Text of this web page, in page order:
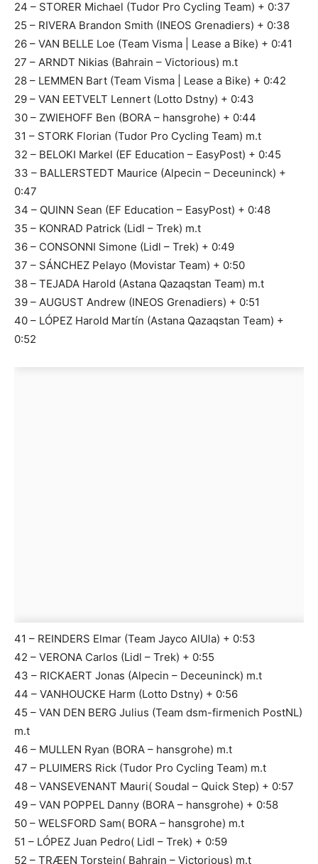
24 – STORER Michael (Tudor Pro Cycling Team) + 0:37
25 – RIVERA Brandon Smith (INEOS Grenadiers) + 0:38
26 – VAN BELLE Loe (Team Visma | Lease a Bike) + 0:41
27 – ARNDT Nikias (Bahrain – Victorious) m.t
28 – LEMMEN Bart (Team Visma | Lease a Bike) + 0:42
29 – VAN EETVELT Lennert (Lotto Dstny) + 0:43
30 – ZWIEHOFF Ben (BORA – hansgrohe) + 0:44
31 – STORK Florian (Tudor Pro Cycling Team) m.t
32 – BELOKI Markel (EF Education – EasyPost) + 0:45
33 – BALLERSTEDT Maurice (Alpecin – Deceuninck) +
0:47
34 – QUINN Sean (EF Education – EasyPost) + 0:48
35 – KONRAD Patrick (Lidl – Trek) m.t
36 – CONSONNI Simone (Lidl – Trek) + 0:49
37 – SÁNCHEZ Pelayo (Movistar Team) + 0:50
38 – TEJADA Harold (Astana Qazaqstan Team) m.t
39 – AUGUST Andrew (INEOS Grenadiers) + 0:51
40 – LÓPEZ Harold Martín (Astana Qazaqstan Team) +
0:52
41 – REINDERS Elmar (Team Jayco AlUla) + 0:53
42 – VERONA Carlos (Lidl – Trek) + 0:55
43 – RICKAERT Jonas (Alpecin – Deceuninck) m.t
44 – VANHOUCKE Harm (Lotto Dstny) + 0:56
45 – VAN DEN BERG Julius (Team dsm-firmenich PostNL)
m.t
46 – MULLEN Ryan (BORA – hansgrohe) m.t
47 – PLUIMERS Rick (Tudor Pro Cycling Team) m.t
48 – VANSEVENANT Mauri( Soudal – Quick Step) + 0:57
49 – VAN POPPEL Danny (BORA – hansgrohe) + 0:58
50 – WELSFORD Sam( BORA – hansgrohe) m.t
51 – LÓPEZ Juan Pedro( Lidl – Trek) + 0:59
52 – TRÆEN Torstein( Bahrain – Victorious) m.t